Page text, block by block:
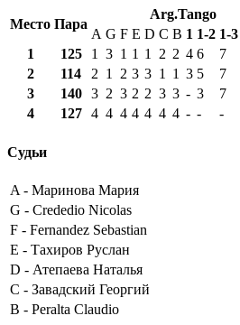
Место Пара
Arg.Tango
A G F E D C B 1 1-2 1-3
1
125 1 3 1 1 1 2 2 4 6 7
2
114 2 1 2 3 3 1 1 3 5 7
3
140 3 2 3 2 2 3 3 - 3 7
4
127 4 4 4 4 4 4 4 - - -
Судьи
A - Маринова Мария
G - Crededio Nicolas
F - Fernandez Sebastian
E - Тахиров Руслан
D - Атепаева Наталья
C - Завадский Георгий
B - Peralta Claudio